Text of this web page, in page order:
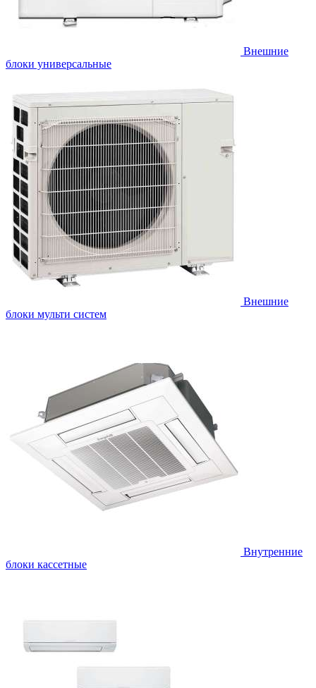
Внешние
блоки универсальные
Внешние
блоки мульти систем
Внутренние
блоки кассетные